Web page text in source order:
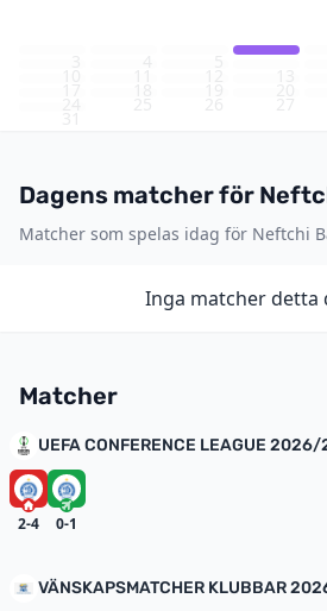
6
Dagens matcher för
Matcher som spelas idag för Neftchi
Inga matcher detta
Matcher
UEFA CONFERENCE LEAGUE 2026/
2-4 0-1
VÄNSKAPSMATCHER KLUBBAR